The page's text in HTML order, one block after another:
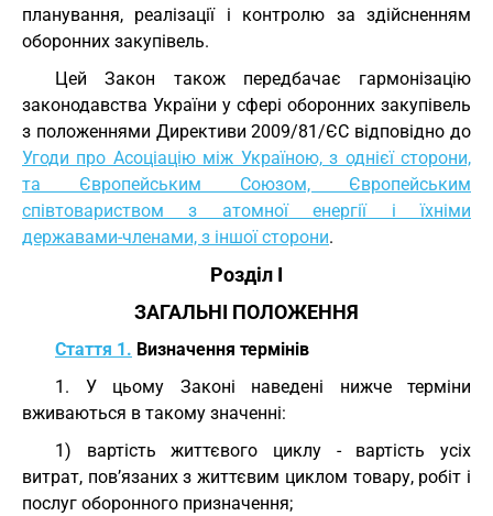
планування, реалізації і контролю за здійсненням
оборонних закупівель.
Цей Закон також передбачає гармонізацію
законодавства України у сфері оборонних закупівель
з положеннями Директиви 2009/81/ЄС відповідно до
Угоди про Асоціацію між Україною, з однієї сторони,
та Європейським Союзом, Європейським
співтовариством з атомної енергії і їхніми
державами-членами, з іншої сторони.
Розділ I
ЗАГАЛЬНІ ПОЛОЖЕННЯ
Стаття 1. Визначення термінів
1. У цьому Законі наведені нижче терміни
вживаються в такому значенні:
1) вартість життєвого циклу - вартість усіх
витрат, пов’язаних з життєвим циклом товару, робіт і
послуг оборонного призначення;